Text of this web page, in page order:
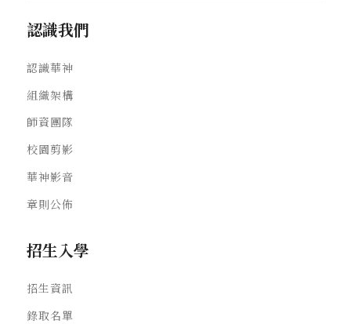
認識我們
認識華神
組織架構
師資團隊
校園剪影
華神影音
章則公佈
招生入學
招生資訊
錄取名單